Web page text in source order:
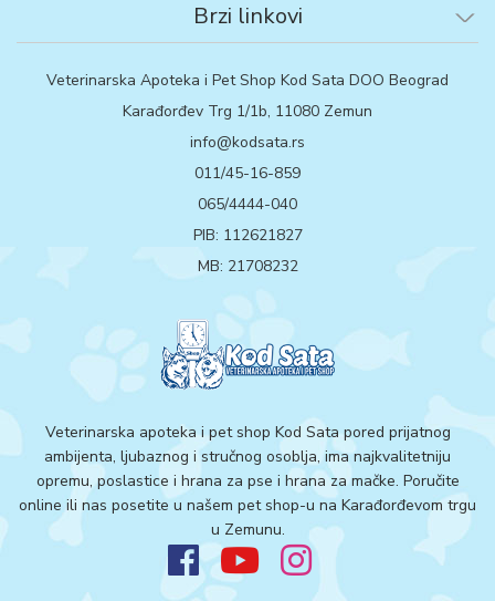
Brzi linkovi
Veterinarska Apoteka i Pet Shop Kod Sata DOO Beograd
Karađorđev Trg 1/1b, 11080 Zemun
info@kodsata.rs
011/45-16-859
065/4444-040
PIB: 112621827
MB: 21708232
Veterinarska apoteka i pet shop Kod Sata pored prijatnog
ambijenta, ljubaznog i stručnog osoblja, ima najkvalitetniju
opremu, poslastice i hrana za pse i hrana za mačke. Poručite
online ili nas posetite u našem pet shop-u na Karađorđevom trgu
u Zemunu.